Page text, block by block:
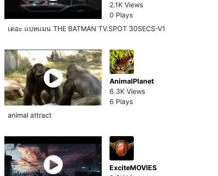
2.1K Views
0 Plays
เดอะ แบทแมน THE BATMAN TV.SPOT 30SECS-V1
AnimalPlanet
6.3K Views
6 Plays
animal attract
ExciteMOVIES